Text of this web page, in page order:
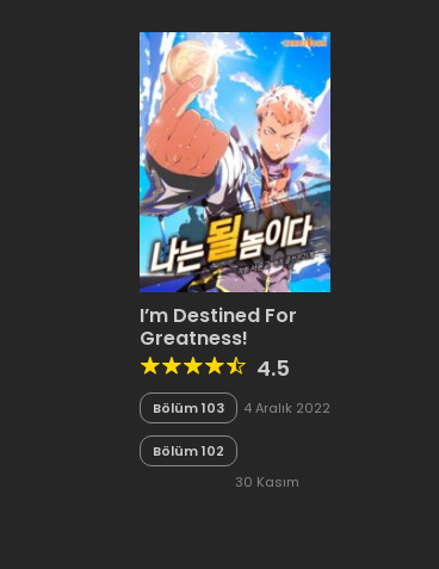
I’m Destined For
Greatness!
4.5
Bölüm 103 4 Aralık 2022
Bölüm 102
30 Kasım